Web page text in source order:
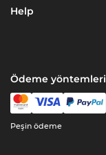
Help
Ödeme yöntemleri
Peşin ödeme